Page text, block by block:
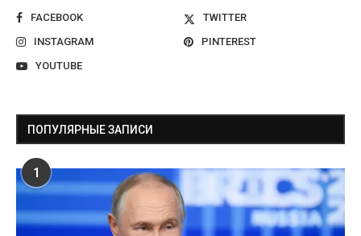
FACEBOOK
TWITTER
INSTAGRAM
PINTEREST
YOUTUBE
ПОПУЛЯРНЫЕ ЗАПИСИ
1